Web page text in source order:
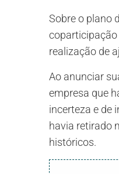
Sobre o plano
coparticipação
realização de
Ao anunciar
empresa que
incerteza e de
havia retirado
históricos.